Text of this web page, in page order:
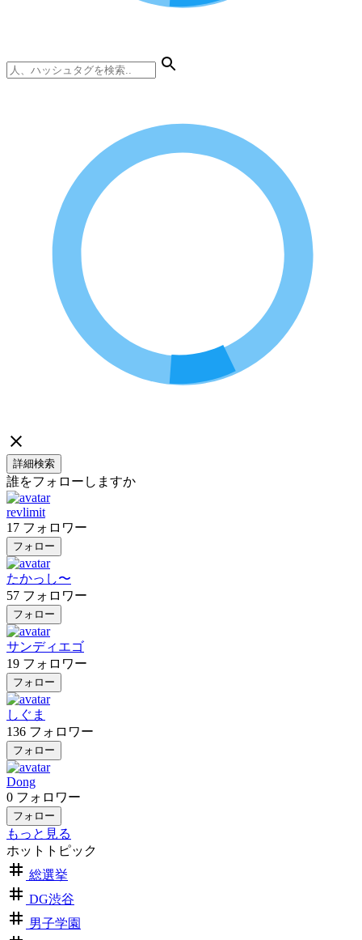
詳細検索
誰をフォローしますか
revlimit
17 フォロワー
フォロー
たかっし〜
57 フォロワー
フォロー
サンディエゴ
19 フォロワー
フォロー
しぐま
136 フォロワー
フォロー
Dong
0 フォロワー
フォロー
もっと見る
ホットトピック
総選挙
DG渋谷
男子学園